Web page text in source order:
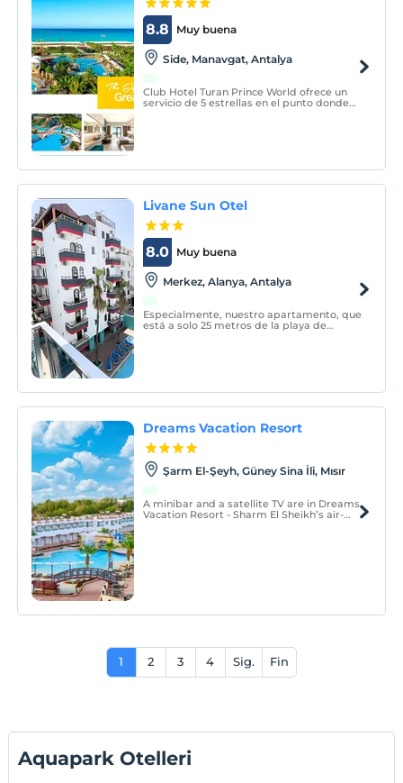
Muy buena
8.8
Side, Manavgat, Antalya
Club Hotel Turan Prince World ofrece un
servicio de 5 estrellas en el punto donde
Livane Sun Otel
Muy buena
8.0
Merkez, Alanya, Antalya
Especialmente, nuestro apartamento, que
está a solo 25 metros de la playa de
Dreams Vacation Resort
Şarm El-Şeyh, Güney Sina İli, Mısır
A minibar and a satellite TV are in Dreams
Vacation Resort - Sharm El Sheikh’s air-
1 2 3 4 Sig. Fin
Aquapark Otelleri